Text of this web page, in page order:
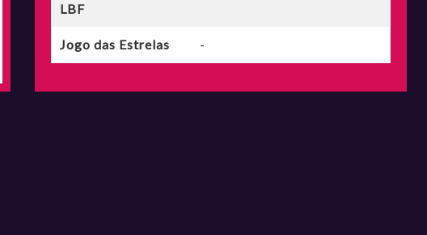
LBF
Jogo das Estrelas -